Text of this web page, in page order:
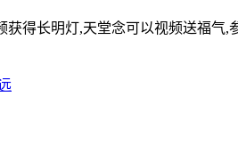
得长明灯,天堂念可以视频送福气